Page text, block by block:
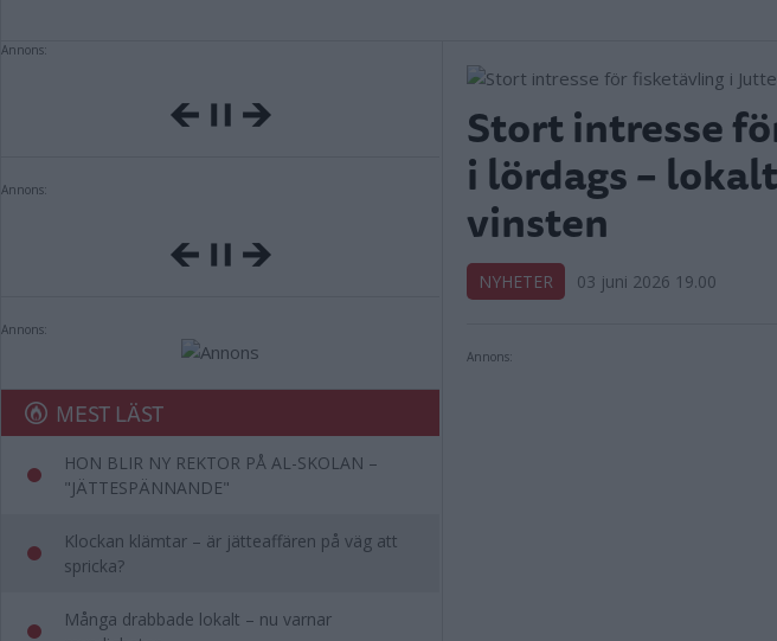
Annons:
Annons:
Annons:
MEST LÄST
HON BLIR NY REKTOR PÅ AL-SKOLAN –
"JÄTTESPÄNNANDE"
Klockan klämtar – är jätteaffären på väg att
spricka?
Många drabbade lokalt – nu varnar
Stort intresse
i lördags –
vinsten
NYHETER 03 juni 2026 19.00
Annons: